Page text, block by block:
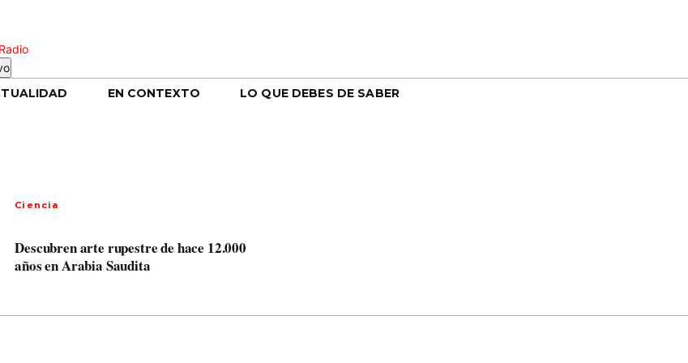
EN CONTEXTO LO QUE DEBES DE SABER
Ciencia
Descubren arte rupestre de hace 12.000
años en Arabia Saudita